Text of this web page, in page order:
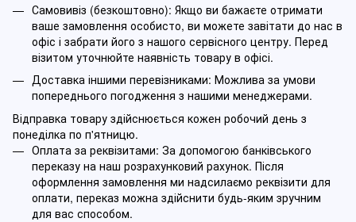
Самовивіз (безкоштовно): Якщо ви бажаєте отримати
ваше замовлення особисто, ви можете завітати до нас в
офіс і забрати його з нашого сервісного центру. Перед
візитом уточнюйте наявність товару в офісі.
Доставка іншими перевізниками: Можлива за умови
попереднього погодження з нашими менеджерами.
Відправка товару здійснюється кожен робочий день з
понеділка по п'ятницю.
Оплата за реквізитами: За допомогою банківського
переказу на наш розрахунковий рахунок. Після
оформлення замовлення ми надсилаємо реквізити для
оплати, переказ можна здійснити будь-яким зручним
для вас способом.